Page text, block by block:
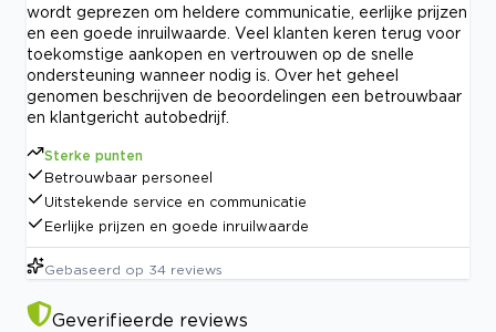
wordt geprezen om heldere communicatie, eerlijke prijzen
en een goede inruilwaarde. Veel klanten keren terug voor
toekomstige aankopen en vertrouwen op de snelle
ondersteuning wanneer nodig is. Over het geheel
genomen beschrijven de beoordelingen een betrouwbaar
en klantgericht autobedrijf.
Sterke punten
Betrouwbaar personeel
Uitstekende service en communicatie
Eerlijke prijzen en goede inruilwaarde
Gebaseerd op 34 reviews
Geverifieerde reviews